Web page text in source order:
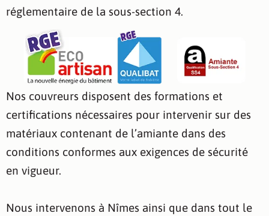
réglementaire de la sous-section 4.
Nos couvreurs disposent des formations et
certifications nécessaires pour intervenir sur des
matériaux contenant de l’amiante dans des
conditions conformes aux exigences de sécurité
en vigueur.
Nous intervenons à Nîmes ainsi que dans tout le